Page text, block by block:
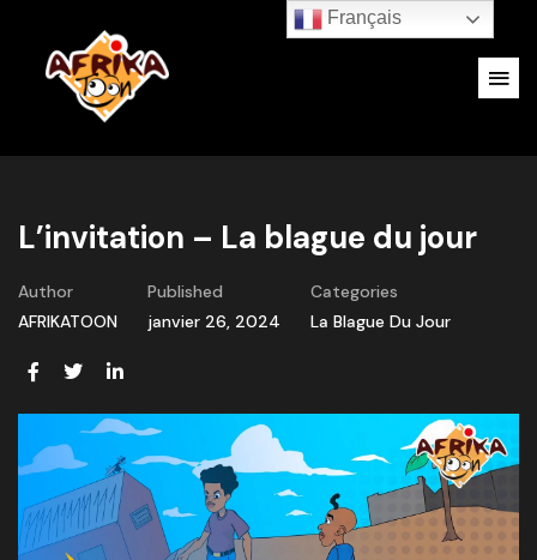
L’invitation – La blague du jour
Author
AFRIKATOON
Published
janvier 26, 2024
Categories
La Blague Du Jour
Français